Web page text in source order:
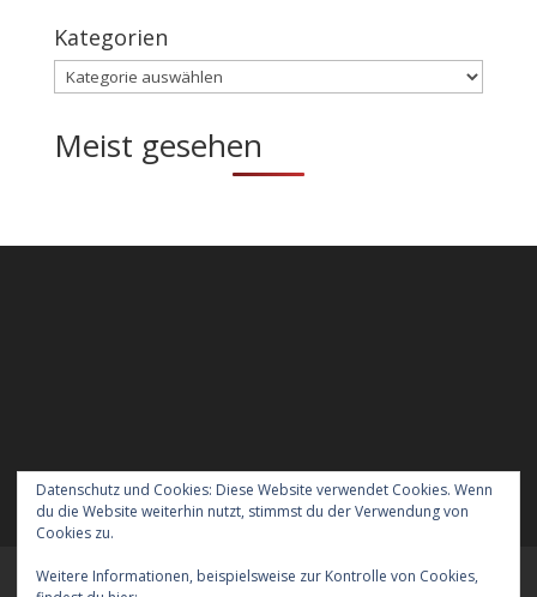
Kategorien
Kategorien
Meist gesehen
Datenschutz und Cookies: Diese Website verwendet Cookies. Wenn
du die Website weiterhin nutzt, stimmst du der Verwendung von
Cookies zu.
Weitere Informationen, beispielsweise zur Kontrolle von Cookies,
Meraner Höhenweg wandern mit Hund